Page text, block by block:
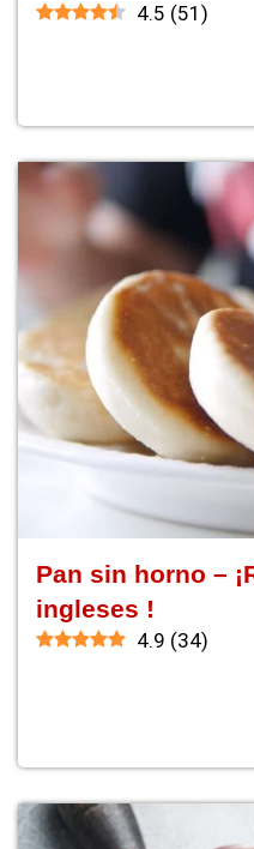
4.5 (51 )
Pan sin horno –
ingleses !
4.9 (34)